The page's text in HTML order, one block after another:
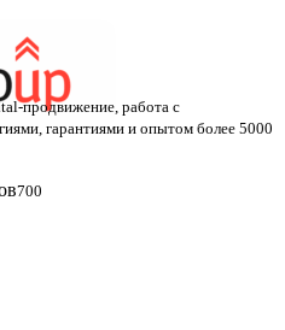
продвижение, работа с
гарантиями и опытом более 5000
700